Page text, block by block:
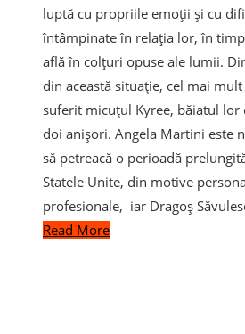
luptă cu propriile emoții și cu
întâmpinate în relația lor, în timp
află în colțuri opuse ale lumii.
din această situație, cel mai
suferit micuțul Kyree, băiatul lor
doi anișori. Angela Martini este
să petreacă o perioadă
Statele Unite, din motive
profesionale, iar Dragoș
Read More